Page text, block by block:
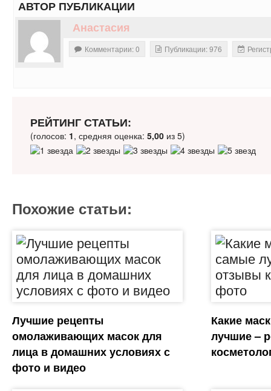
АВТОР ПУБЛИКАЦИИ
Анастасия
Комментарии: 0 Публикации: 976
РЕЙТИНГ СТАТЬИ:
(голосов: 1, средняя оценка: 5,00из 5)
Похожие статьи:
Лучшие рецепты
омолаживающих масок для
лица в домашних условиях с
фото и видео
Какие
лучшие –